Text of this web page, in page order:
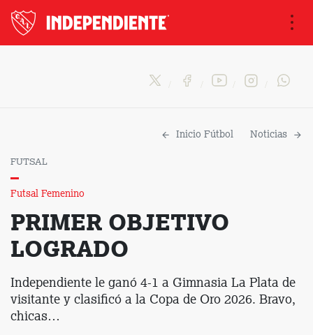
Noticias
Inicio Fútbol
FUTSAL
Futsal Femenino
PRIMER OBJETIVO
LOGRADO
Independiente le ganó 4-1 a Gimnasia La Plata de
visitante y clasificó a la Copa de Oro 2026. Bravo,
chicas…